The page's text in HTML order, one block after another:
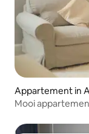
Appartement in
Mooi